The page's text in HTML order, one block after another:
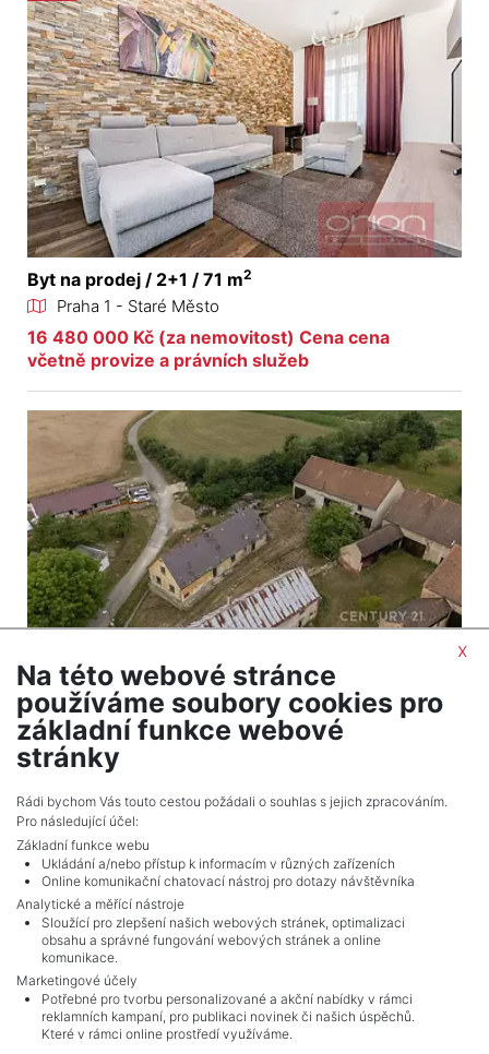
Byt na prodej / 2+1 / 71 m2
Praha 1 - Staré Město
16 480 000 Kč (za nemovitost) Cena cena
včetně provize a právních služeb
Dům na prodej / rodinný dům / 98 m
Skviřín - Bor
4 700 000 Kč (za nemovitost) Cena + provize RK
Celkem1inzerátů.
NAVIGACE
x
Na této webové stránce
používáme soubory cookies pro
základní funkce webové
stránky
Rádi bychom Vás touto cestou požádali o souhlas s jejich zpracováním.
Pro následující účel:
Základní funkce webu
Ukládání a/nebo přístup k informacím v různých zařízeních
Online komunikační chatovací nástroj pro dotazy návštěvníka
Analytické a měřící nástroje
Sloužící pro zlepšení našich webových stránek, optimalizaci
obsahu a správné fungování webových stránek a online
komunikace.
Marketingové účely
Potřebné pro tvorbu personalizované a akční nabídky v rámci
reklamních kampaní, pro publikaci novinek či našich úspěchů.
Které v rámci online prostředí využíváme.